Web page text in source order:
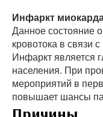
Инфаркт
Данное состояние
кровотока в связи
Инфаркт является
населения. При
мероприятий в
повышает шансы